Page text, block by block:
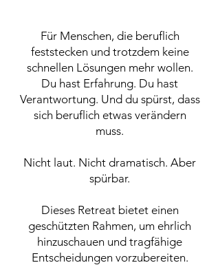
Für Menschen, die beruflich
feststecken und trotzdem keine
schnellen Lösungen mehr wollen.
Du hast Erfahrung. Du hast
Verantwortung. Und du spürst, dass
sich beruflich etwas verändern
muss.
Nicht laut. Nicht dramatisch. Aber
spürbar.
Dieses Retreat bietet einen
geschützten Rahmen, um ehrlich
hinzuschauen und tragfähige
Entscheidungen vorzubereiten.